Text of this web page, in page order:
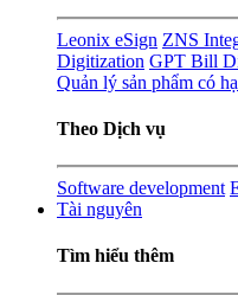
Leonix eSign ZNS
Digitization GPT Bill
Quản lý sản phẩm có
Theo Dịch vụ
Software development
Tài nguyên
Tìm hiểu thêm